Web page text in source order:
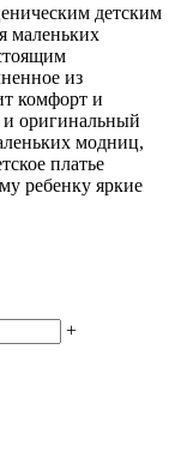
детским
маленьких
из
комфорт и
оригинальный
модниц,
платье
ребенку яркие
+